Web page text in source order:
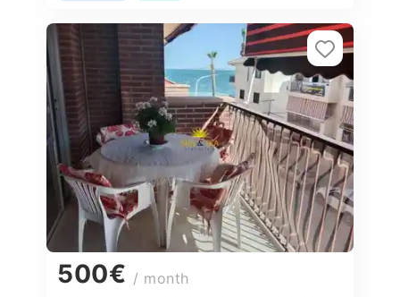
500€ / month